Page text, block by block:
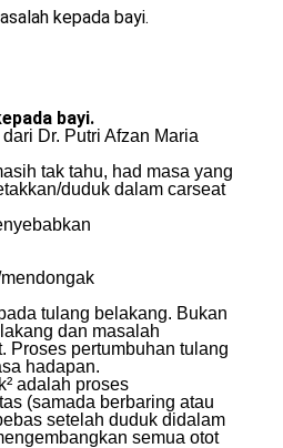
bayi.
Dr. Putri Afzan Maria
tak tahu, had masa yang
duduk dalam carseat
tulang belakang. Bukan
dan masalah
Proses pertumbuhan tulang
hadapan.
adalah proses
(samada berbaring atau
setelah duduk didalam
semua otot